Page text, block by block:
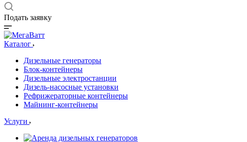
Подать заявку
Каталог
Дизельные генераторы
Блок-контейнеры
Дизельные электростанции
Дизель-насосные установки
Рефрижераторные контейнеры
Майнинг-контейнеры
Услуги